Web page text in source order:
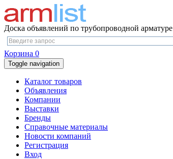
Доска объявлений по трубопроводной арматуре
Корзина 0
Toggle navigation
Каталог товаров
Объявления
Компании
Выставки
Бренды
Справочные материалы
Новости компаний
Регистрация
Вход